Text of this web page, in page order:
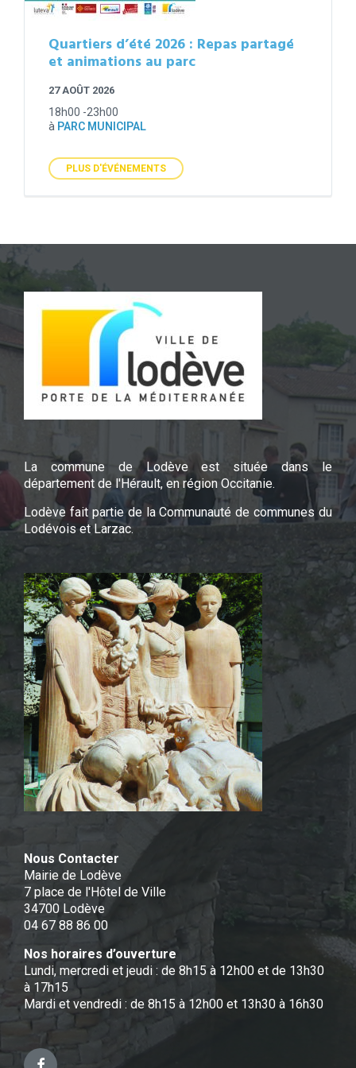
Quartiers d’été 2026 : Repas partagé
et animations au parc
27 AOÛT 2026
18h00 -23h00
à PARC MUNICIPAL
PLUS D'ÉVÉNEMENTS
La commune de Lodève est située dans le
département de l'Hérault, en région Occitanie.
Lodève fait partie de la Communauté de communes du
Lodévois et Larzac.
Nous Contacter
Mairie de Lodève
7 place de l'Hôtel de Ville
34700 Lodève
04 67 88 86 00
Nos horaires d’ouverture
Lundi, mercredi et jeudi : de 8h15 à 12h00 et de 13h30
à 17h15
Mardi et vendredi : de 8h15 à 12h00 et 13h30 à 16h30
Facebook